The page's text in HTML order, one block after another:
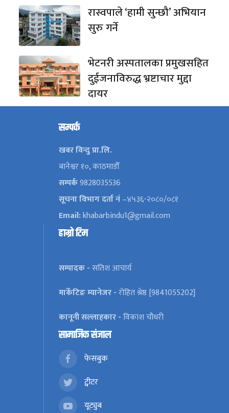
रास्वपाले ‘हामी सुन्छौ’ अभियान
सुरु गर्ने
भेटनरी अस्पतालका प्रमुखसहित
दुईजनाविरुद्ध भ्रष्टाचार मुद्दा
दायर
सम्पर्क
खबर विन्दु प्रा.लि.
बानेश्वर १०, काठमाडौँ
सम्पर्क9828035536
सूचना विभाग दर्ता नं–४५३६-२०८०/०८१
Email:khabarbindu1@gmail.com
हाम्रो टिम
सम्पादक -सतिश आचार्य
मार्केटिङ म्यानेजर -रोहित श्रेष्ठ [9841055202]
कानूनी सल्लाहकार -विकाश चौधरी
सामाजिक संजाल
फेसबुक
ट्वीटर
यूट्युब